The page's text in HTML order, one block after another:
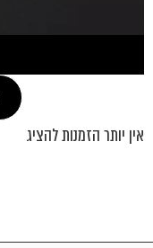
אין יותר הזמנות להציג